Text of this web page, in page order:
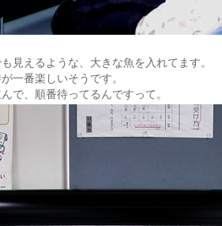
見えるような、大きな魚を入れてます。
一番楽しいそうです。
で、順番待ってるんですって。